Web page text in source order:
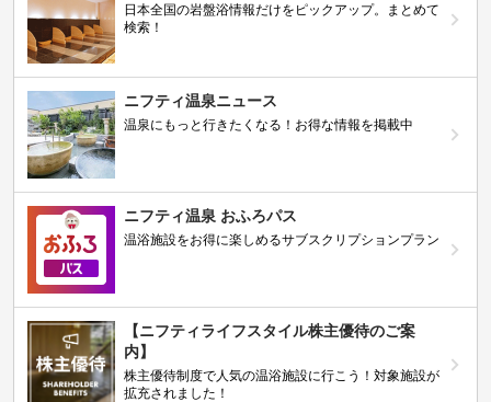
日本全国の岩盤浴情報だけをピックアップ。まとめて
検索！
ニフティ温泉ニュース
温泉にもっと行きたくなる！お得な情報を掲載中
ニフティ温泉 おふろパス
温浴施設をお得に楽しめるサブスクリプションプラン
【ニフティライフスタイル株主優待のご案
内】
株主優待制度で人気の温浴施設に行こう！対象施設が
拡充されました！